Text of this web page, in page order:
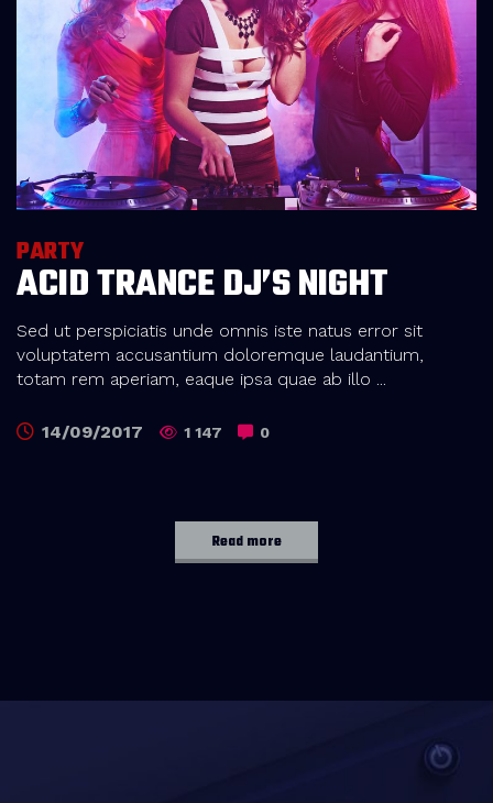
PARTY
ACID TRANCE DJ’S NIGHT
Sed ut perspiciatis unde omnis iste natus error sit
voluptatem accusantium doloremque laudantium,
totam rem aperiam, eaque ipsa quae ab illo ...
14/09/2017 1 147 0
Read more